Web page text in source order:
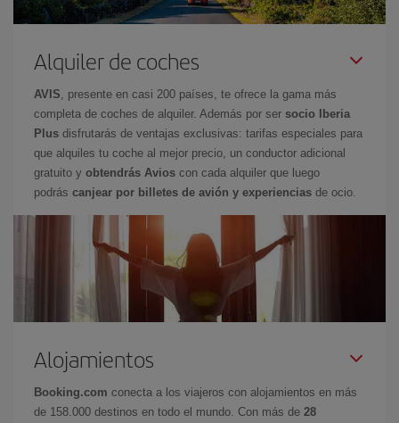
Alquiler de coches
AVIS, presente en casi 200 países, te ofrece la gama más
completa de coches de alquiler. Además por ser socio Iberia
Plus disfrutarás de ventajas exclusivas: tarifas especiales para
que alquiles tu coche al mejor precio, un conductor adicional
gratuito y obtendrás Avios con cada alquiler que luego
podrás canjear por billetes de avión y experiencias de ocio.
Alojamientos
Booking.com conecta a los viajeros con alojamientos en más
de 158.000 destinos en todo el mundo. Con más de 28